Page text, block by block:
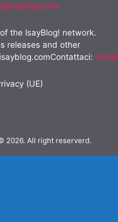
the IsayBlog! network.
releases and other
:
(UE)
2026. All right reserverd.